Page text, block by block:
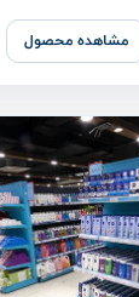
مشاهده محصول